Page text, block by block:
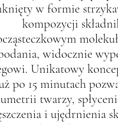
w formie
kompozycji
widocznie
Unikatowy
po 15 minutach
twarzy,
i ujędrnienia